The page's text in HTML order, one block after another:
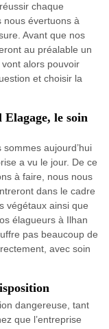
chaque
nous évertuons à
Avant que nos
au préalable un
vont alors pouvoir
et choisir la
le soin
aujourd’hui
a vu le jour. De ce
à faire, nous nous
dans le cadre
végétaux ainsi que
élagueurs à Ilhan
pas beaucoup de
avec soin
dangereuse, tant
que l’entreprise